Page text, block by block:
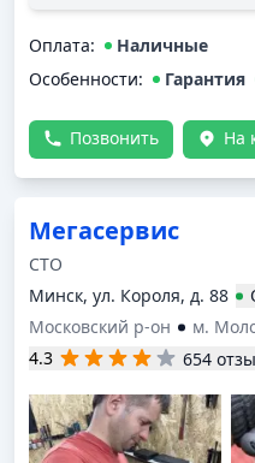
Здесь вылечили мою
лечили: генератор,
Оплата:
Наличные
Особенности:
Гарантия
Позвонить На
Мегасервис
СТО
Минск, ул. Короля, д. 88
Московский р-он
м.
4.3
654